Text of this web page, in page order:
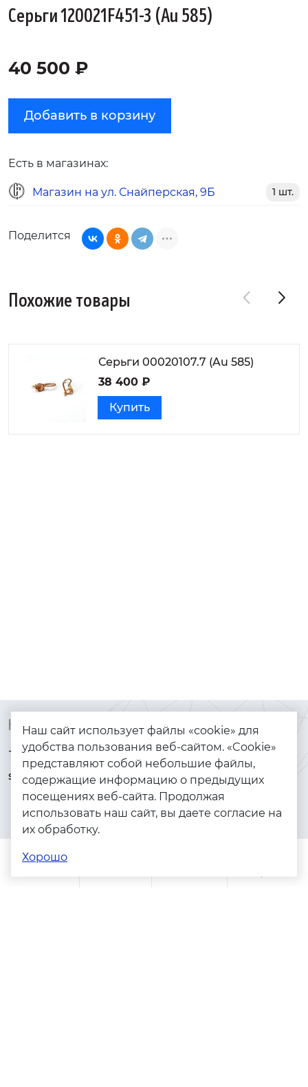
Серьги 120021F451-3 (Au 585)
40 500 ₽
Добавить в корзину
Есть в магазинах:
Магазин на ул. Снайперская, 9Б 1 шт.
Поделится
Похожие товары
Серьги 00020107.7 (Au 585)
38 400 ₽
Купить
Контакты
+7 (925) 144-64-73
serebryanyye.grani@mail.ru
Каталог
Браслеты
Золото
Серебро
Помощь
Наш сайт использует файлы «cookie» для
удобства пользования веб-сайтом. «Cookie»
представляют собой небольшие файлы,
содержащие информацию о предыдущих
посещениях веб-сайта. Продолжая
использовать наш сайт, вы даете согласие на
их обработку.
Хорошо